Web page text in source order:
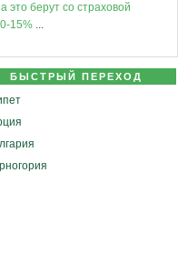
это берут со страховой
15% ...
БЫСТРЫЙ ПЕРЕХОД